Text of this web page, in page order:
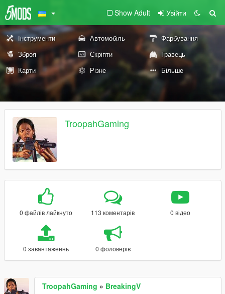
Show Adult Увійти
Інструменти Автомобіль
Фарбування
Зброя
Скріпти
Гравець
Карти
Різне Більше
TroopahGaming
0 файлів лайкнуто 113 коментарів 0 відео
0 завантаженнь 0 фоловерів
TroopahGaming » BreakingV